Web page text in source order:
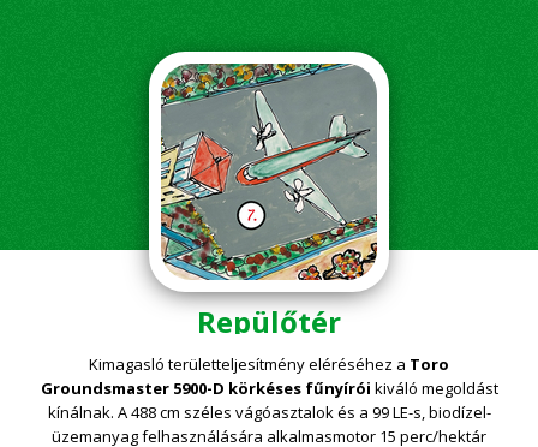
Repülőtér
Kimagasló területteljesítmény eléréséhez a Toro
Groundsmaster 5900-D körkéses fűnyírói kiváló megoldást
kínálnak. A 488 cm széles vágóasztalok és a 99 LE-s, biodízel-
üzemanyag felhasználására alkalmasmotor 15 perc/hektár